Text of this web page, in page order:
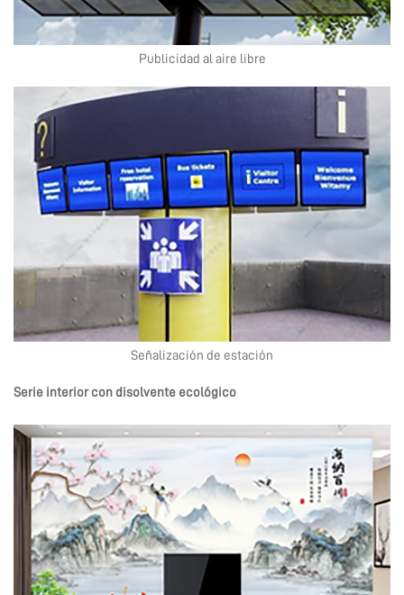
Publicidad al aire libre
Señalización de estación
Serie interior con disolvente ecológico